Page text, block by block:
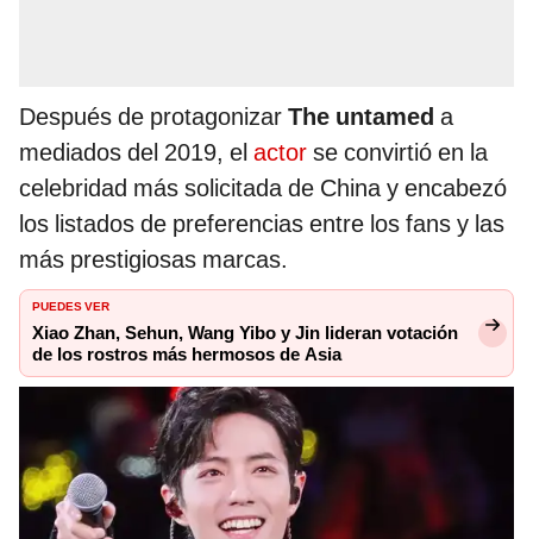
Después de protagonizar The untamed a
mediados del 2019, el actor se convirtió en la
celebridad más solicitada de China y encabezó
los listados de preferencias entre los fans y las
más prestigiosas marcas.
PUEDES VER
Xiao Zhan, Sehun, Wang Yibo y Jin lideran votación
de los rostros más hermosos de Asia